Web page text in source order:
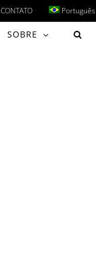
CONTATO Português
SOBRE